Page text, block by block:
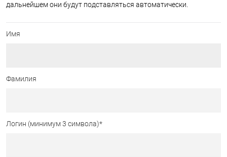
дальнейшем они будут подставляться автоматически.
Имя
Фамилия
Логин (минимум 3 символа)*